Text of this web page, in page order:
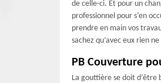
de celle-ci. Et pour un
professionnel pour s’en
prendre en main vos
sachez qu’avec eux rien
PB Couverture
La gouttière se doit